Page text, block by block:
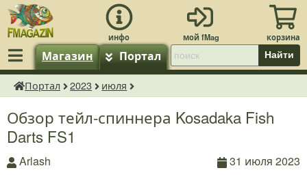
Магазин Портал Найти
fMagazin.ru
Портал 2023 июля
Обзор тейл-спиннера Kosadaka Fish
Darts FS1
Arlash
31 июля 2023